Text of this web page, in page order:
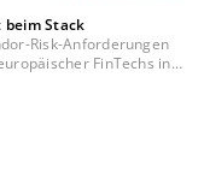
Stack
Risk-Anforderungen
FinTechs in